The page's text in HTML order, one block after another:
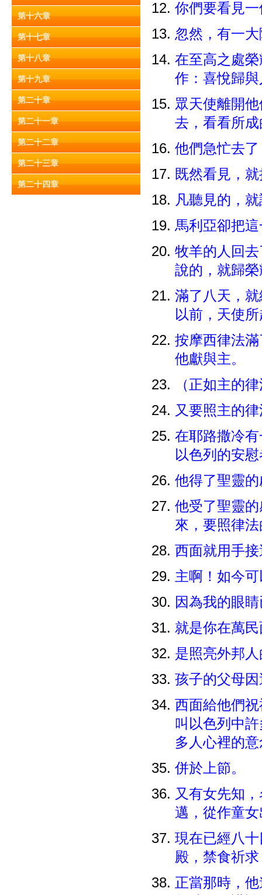
第十六章
第十七章
第十八章
第十九章
第二十章
第二十一章
第二十二章
第二十三章
第二十四章
你們要看見
忽然，有一
在至高之處
作：喜悅歸
眾天使離開
去，看看所
他們急忙去
既然看見，
凡聽見的，
馬利亞卻把
牧羊的人回
說的，就歸
滿了八天，
以前，天使
按摩西律法
他獻與主。
（正如主的
又要照主的
在耶路撒冷
以色列的安
他得了聖靈
他受了聖靈
來，要照律
西面就用手
主啊！如今
因為我的眼
就是你在萬
是照亮外邦
孩子的父母
西面給他們
叫以色列中
多人心裡的
併於上節。
又有女先知
邁，從作童
現在已經八
殿，禁食祈
正當那時，